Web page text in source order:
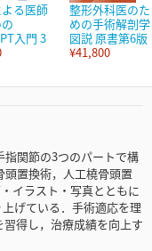
る医師
入門 3
整形外科医のた
めの手術解剖学
図説 原書第6版
¥41,800
関節の3つのパートで構
置換術，人工橈骨頭置
イラスト・写真とともに
げている．手術適応を理
得し，治療成績を向上す